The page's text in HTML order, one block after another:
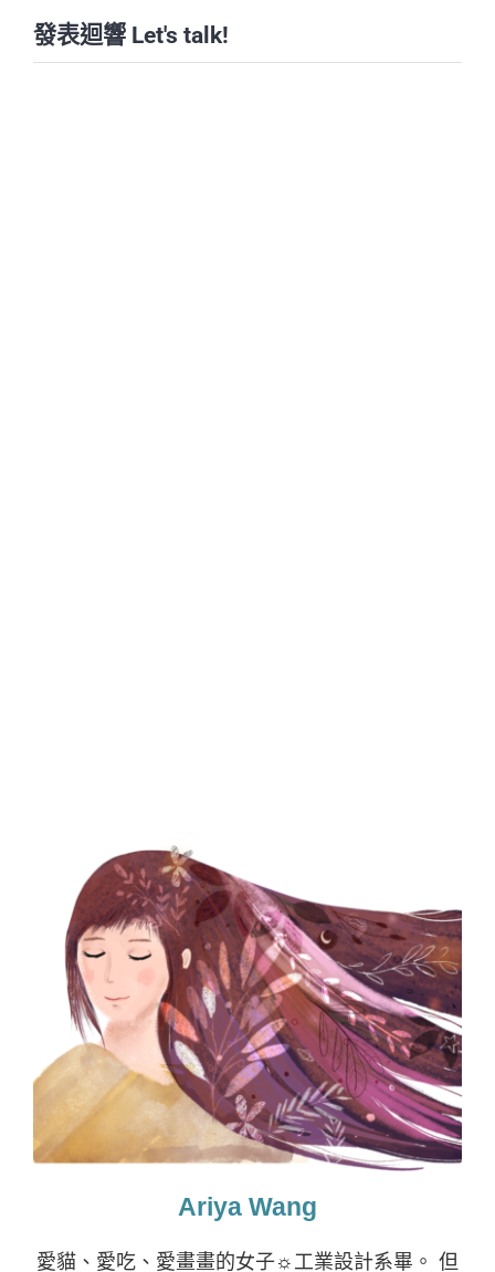
發表迴響 Let's talk!
Ariya Wang
愛貓、愛吃、愛畫畫的女子☼工業設計系畢。 但